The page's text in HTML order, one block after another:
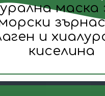
маска
и
киселина